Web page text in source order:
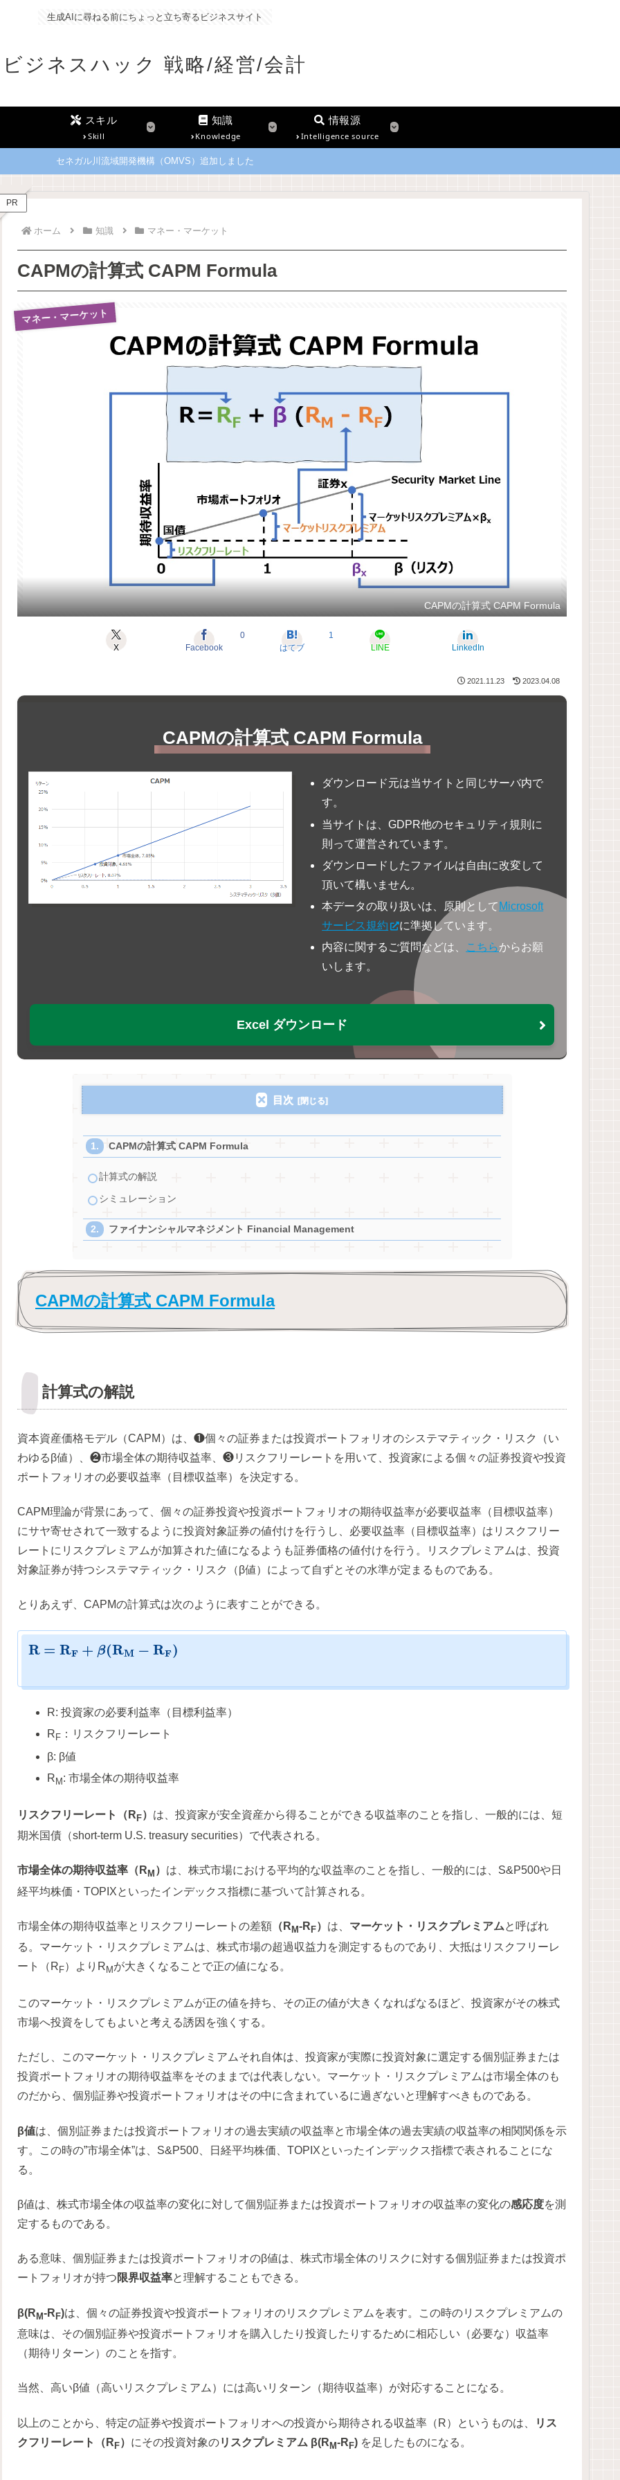
生成AIに尋ねる前にちょっと立ち寄るビジネスサイト
ビジネスハック 戦略/経営/会計
スキル
Skill
知識
Knowledge
情報源
Intelligence source
セネガル川流域開発機構（OMVS）追加しました
PR
ホーム 知識 マネー・マーケット
CAPMの計算式 CAPM Formula
マネー・マーケット
CAPMの計算式 CAPM Formula
X Facebook
0
はてブ
1
LINE
LinkedIn
2021.11.23 2023.04.08
CAPMの計算式 CAPM Formula
ダウンロード元は当サイトと同じサーバ内で
す。
当サイトは、GDPR他のセキュリティ規則に
則って運営されています。
ダウンロードしたファイルは自由に改変して
頂いて構いません。
本データの取り扱いは、原則として Microsoft
サービス規約
に準拠しています。
内容に関するご質問などは、
こちらからお願
いします。
Excel ダウンロード
目次
CAPMの計算式 CAPM Formula
計算式の解説
シミュレーション
ファイナンシャルマネジメント Financial Management
CAPMの計算式 CAPM Formula
計算式の解説
資本資産価格モデル（CAPM）は、❶個々の証券または投資ポートフォリオのシステマティック・リスク（い
わゆるβ値）、❷市場全体の期待収益率、❸リスクフリーレートを用いて、投資家による個々の証券投資や投資
ポートフォリオの必要収益率（目標収益率）を決定する。
CAPM理論が背景にあって、個々の証券投資や投資ポートフォリオの期待収益率が必要収益率（目標収益率）
にサヤ寄せされて一致するように投資対象証券の値付けを行うし、必要収益率（目標収益率）はリスクフリー
レートにリスクプレミアムが加算された値になるようも証券価格の値付けを行う。リスクプレミアムは、投資
対象証券が持つシステマティック・リスク（β値）によって自ずとその水準が定まるものである。
とりあえず、CAPMの計算式は次のように表すことができる。
R = RF + β(RM − RF)
R: 投資家の必要利益率（目標利益率）
R F ：リスクフリーレート
β: β値
R M : 市場全体の期待収益率
リスクフリーレート（R F） は、投資家が安全資産から得ることができる収益率のことを指し、一般的には、短
期米国債（short-term U.S. treasury securities）で代表される。
市場全体の期待収益率（R M ） は、株式市場における平均的な収益率のことを指し、一般的には、S&P500や日
経平均株価・TOPIXといったインデックス指標に基づいて計算される。
市場全体の期待収益率とリスクフリーレートの差額 （R M-R F） は、 マーケット・リスクプレミアムと呼ばれ
る。マーケット・リスクプレミアムは、株式市場の超過収益力を測定するものであり、大抵はリスクフリーレ
ート（R F）よりR M が大きくなることで正の値になる。
このマーケット・リスクプレミアムが正の値を持ち、その正の値が大きくなればなるほど、投資家がその株式
市場へ投資をしてもよいと考える誘因を強くする。
ただし、このマーケット・リスクプレミアムそれ自体は、投資家が実際に投資対象に選定する個別証券または
投資ポートフォリオの期待収益率をそのままでは代表しない。マーケット・リスクプレミアムは市場全体のも
のだから、個別証券や投資ポートフォリオはその中に含まれているに過ぎないと理解すべきものである。
β値は、個別証券または投資ポートフォリオの過去実績の収益率と市場全体の過去実績の収益率の相関関係を示
す。この時の”市場全体”は、S&P500、日経平均株価、TOPIXといったインデックス指標で表されることにな
る。
β値は、株式市場全体の収益率の変化に対して個別証券または投資ポートフォリオの収益率の変化の感応度を測
定するものである。
ある意味、個別証券または投資ポートフォリオのβ値は、株式市場全体のリスクに対する個別証券または投資ポ
ートフォリオが持つ限界収益率と理解することもできる。
β(R M-R F)は、個々の証券投資や投資ポートフォリオのリスクプレミアムを表す。この時のリスクプレミアムの
意味は、その個別証券や投資ポートフォリオを購入したり投資したりするために相応しい（必要な）収益率
（期待リターン）のことを指す。
当然、高いβ値（高いリスクプレミアム）には高いリターン（期待収益率）が対応することになる。
以上のことから、特定の証券や投資ポートフォリオへの投資から期待される収益率（R）というものは、
リス
クフリーレート（R F） にその投資対象のリスクプレミアム β(R M-R F) を足したものになる。